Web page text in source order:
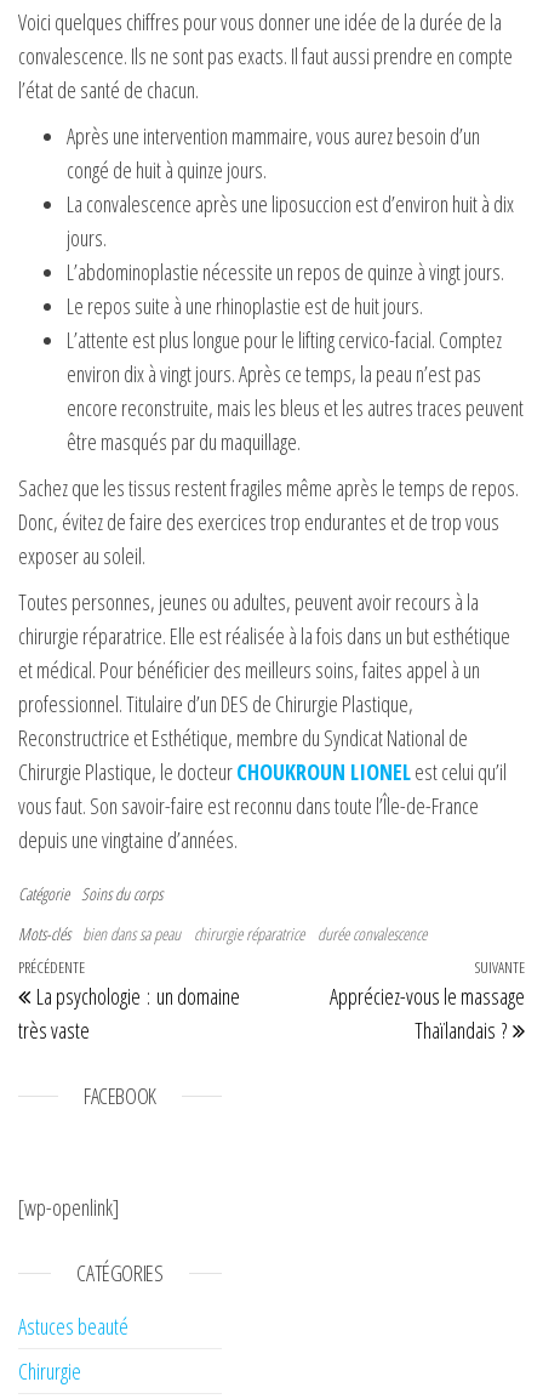
Voici quelques chiffres pour vous donner une idée de la durée de la
convalescence. Ils ne sont pas exacts. Il faut aussi prendre en compte
l’état de santé de chacun.
Après une intervention mammaire, vous aurez besoin d’un
congé de huit à quinze jours.
La convalescence après une liposuccion est d’environ huit à dix
jours.
L’abdominoplastie nécessite un repos de quinze à vingt jours.
Le repos suite à une rhinoplastie est de huit jours.
L’attente est plus longue pour le lifting cervico-facial. Comptez
environ dix à vingt jours. Après ce temps, la peau n’est pas
encore reconstruite, mais les bleus et les autres traces peuvent
être masqués par du maquillage.
Sachez que les tissus restent fragiles même après le temps de repos.
Donc, évitez de faire des exercices trop endurantes et de trop vous
exposer au soleil.
Toutes personnes, jeunes ou adultes, peuvent avoir recours à la
chirurgie réparatrice. Elle est réalisée à la fois dans un but esthétique
et médical. Pour bénéficier des meilleurs soins, faites appel à un
professionnel. Titulaire d’un DES de Chirurgie Plastique,
Reconstructrice et Esthétique, membre du Syndicat National de
Chirurgie Plastique, le docteurCHOUKROUN LIONELest celui qu’il
vous faut. Son savoir-faire est reconnu dans toute l’Île-de-France
depuis une vingtaine d’années.
Catégorie
Soins du corps
Mots-clés bien dans sa peau chirurgie réparatrice durée convalescence
Navigation de l’article
Article précédent
PRÉCÉDENTE
La psychologie : un domaine
très vaste
SUIVANTE
Appréciez-vous le massage
Thaïlandais ?
FACEBOOK
[wp-openlink]
CATÉGORIES
Astuces beauté
Chirurgie